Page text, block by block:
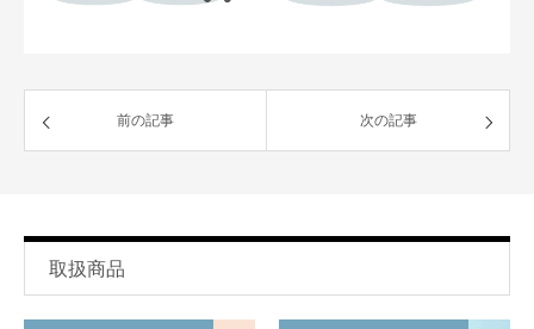
前の記事 次の記事
取扱商品